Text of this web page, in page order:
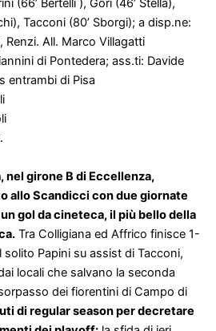
(66’ Bertelli ), Gori (46’ Stella),
Tacconi (80’ Sborgi); a disp.ne:
Renzi. All. Marco Villagatti
di Pontedera; ass.ti: Davide
entrambi di Pisa
nel girone B di Eccellenza,
allo Scandicci con due giornate
gol da cineteca, il più bello della
Tra Colligiana ed Affrico finisce 1-
solito Papini su assist di Tacconi,
locali che salvano la seconda
dei fiorentini di Campo di
di regular season per decretare